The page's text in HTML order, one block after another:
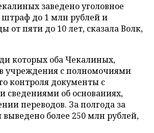
заведено уголовное
штраф до 1 млн рублей и
от пяти до 10 лет, сказала Волк,
которых оба Чекалиных,
учреждения с полномочиями
контроля документы с
сведениями об основаниях,
переводов. За полгода за
более 250 млн рублей,